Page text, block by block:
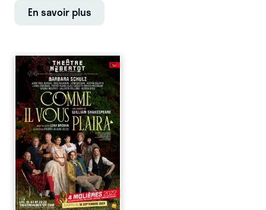
En savoir plus